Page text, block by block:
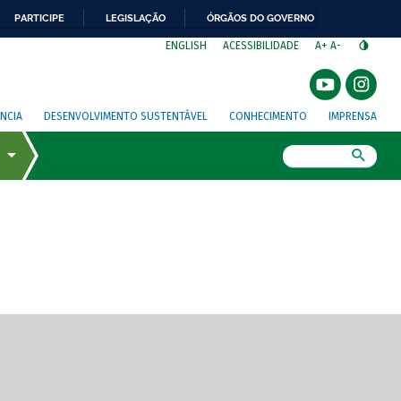
PARTICIPE LEGISLAÇÃO ÓRGÃOS DO GOVERNO
ENGLISH ACESSIBILIDADE A+ A-
DESENVOLVIMENTO SUSTENTÁVEL CONHECIMENTO IMPRENSA
de tela